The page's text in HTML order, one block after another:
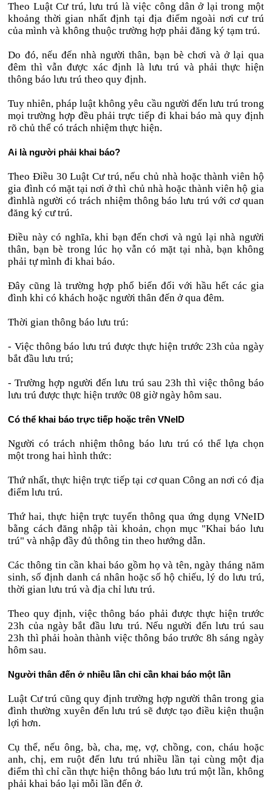
Theo Luật Cư trú, lưu trú là việc công dân ở lại trong một
khoảng thời gian nhất định tại địa điểm ngoài nơi cư trú
của mình và không thuộc trường hợp phải đăng ký tạm trú.
Do đó, nếu đến nhà người thân, bạn bè chơi và ở lại qua
đêm thì vẫn được xác định là lưu trú và phải thực hiện
thông báo lưu trú theo quy định.
Tuy nhiên, pháp luật không yêu cầu người đến lưu trú trong
mọi trường hợp đều phải trực tiếp đi khai báo mà quy định
rõ chủ thể có trách nhiệm thực hiện.
Ai là người phải khai báo?
Theo Điều 30 Luật Cư trú, nếu chủ nhà hoặc thành viên hộ
gia đình có mặt tại nơi ở thì chủ nhà hoặc thành viên hộ gia
đìnhlà người có trách nhiệm thông báo lưu trú với cơ quan
đăng ký cư trú.
Điều này có nghĩa, khi bạn đến chơi và ngủ lại nhà người
thân, bạn bè trong lúc họ vẫn có mặt tại nhà, bạn không
phải tự mình đi khai báo.
Đây cũng là trường hợp phổ biến đối với hầu hết các gia
đình khi có khách hoặc người thân đến ở qua đêm.
Thời gian thông báo lưu trú:
- Việc thông báo lưu trú được thực hiện trước 23h của ngày
bắt đầu lưu trú;
- Trường hợp người đến lưu trú sau 23h thì việc thông báo
lưu trú được thực hiện trước 08 giờ ngày hôm sau.
Có thể khai báo trực tiếp hoặc trên VNeID
Người có trách nhiệm thông báo lưu trú có thể lựa chọn
một trong hai hình thức:
Thứ nhất, thực hiện trực tiếp tại cơ quan Công an nơi có địa
điểm lưu trú.
Thứ hai, thực hiện trực tuyến thông qua ứng dụng VNeID
bằng cách đăng nhập tài khoản, chọn mục "Khai báo lưu
trú" và nhập đầy đủ thông tin theo hướng dẫn.
Các thông tin cần khai báo gồm họ và tên, ngày tháng năm
sinh, số định danh cá nhân hoặc số hộ chiếu, lý do lưu trú,
thời gian lưu trú và địa chỉ lưu trú.
Theo quy định, việc thông báo phải được thực hiện trước
23h của ngày bắt đầu lưu trú. Nếu người đến lưu trú sau
23h thì phải hoàn thành việc thông báo trước 8h sáng ngày
hôm sau.
Người thân đến ở nhiều lần chỉ cần khai báo một lần
Luật Cư trú cũng quy định trường hợp người thân trong gia
đình thường xuyên đến lưu trú sẽ được tạo điều kiện thuận
lợi hơn.
Cụ thể, nếu ông, bà, cha, mẹ, vợ, chồng, con, cháu hoặc
anh, chị, em ruột đến lưu trú nhiều lần tại cùng một địa
điểm thì chỉ cần thực hiện thông báo lưu trú một lần, không
phải khai báo lại mỗi lần đến ở.